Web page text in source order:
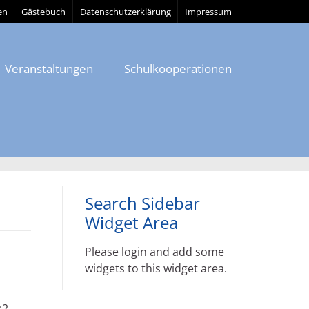
Gästebuch Datenschutzerklärung Impressum
Veranstaltungen Schulkooperationen
Search Sidebar
Widget Area
Please login and add some
widgets to this widget area.